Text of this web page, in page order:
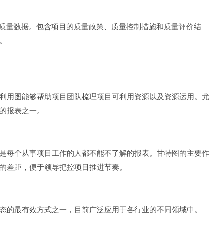
量数据。包含项目的质量政策、质量控制措施和质量评价结
用图能够帮助项目团队梳理项目可利用资源以及资源运用。尤
报表之一。
每个从事项目工作的人都不能不了解的报表。甘特图的主要作
差距，便于领导把控项目推进节奏。
的最有效方式之一，目前广泛应用于各行业的不同领域中。